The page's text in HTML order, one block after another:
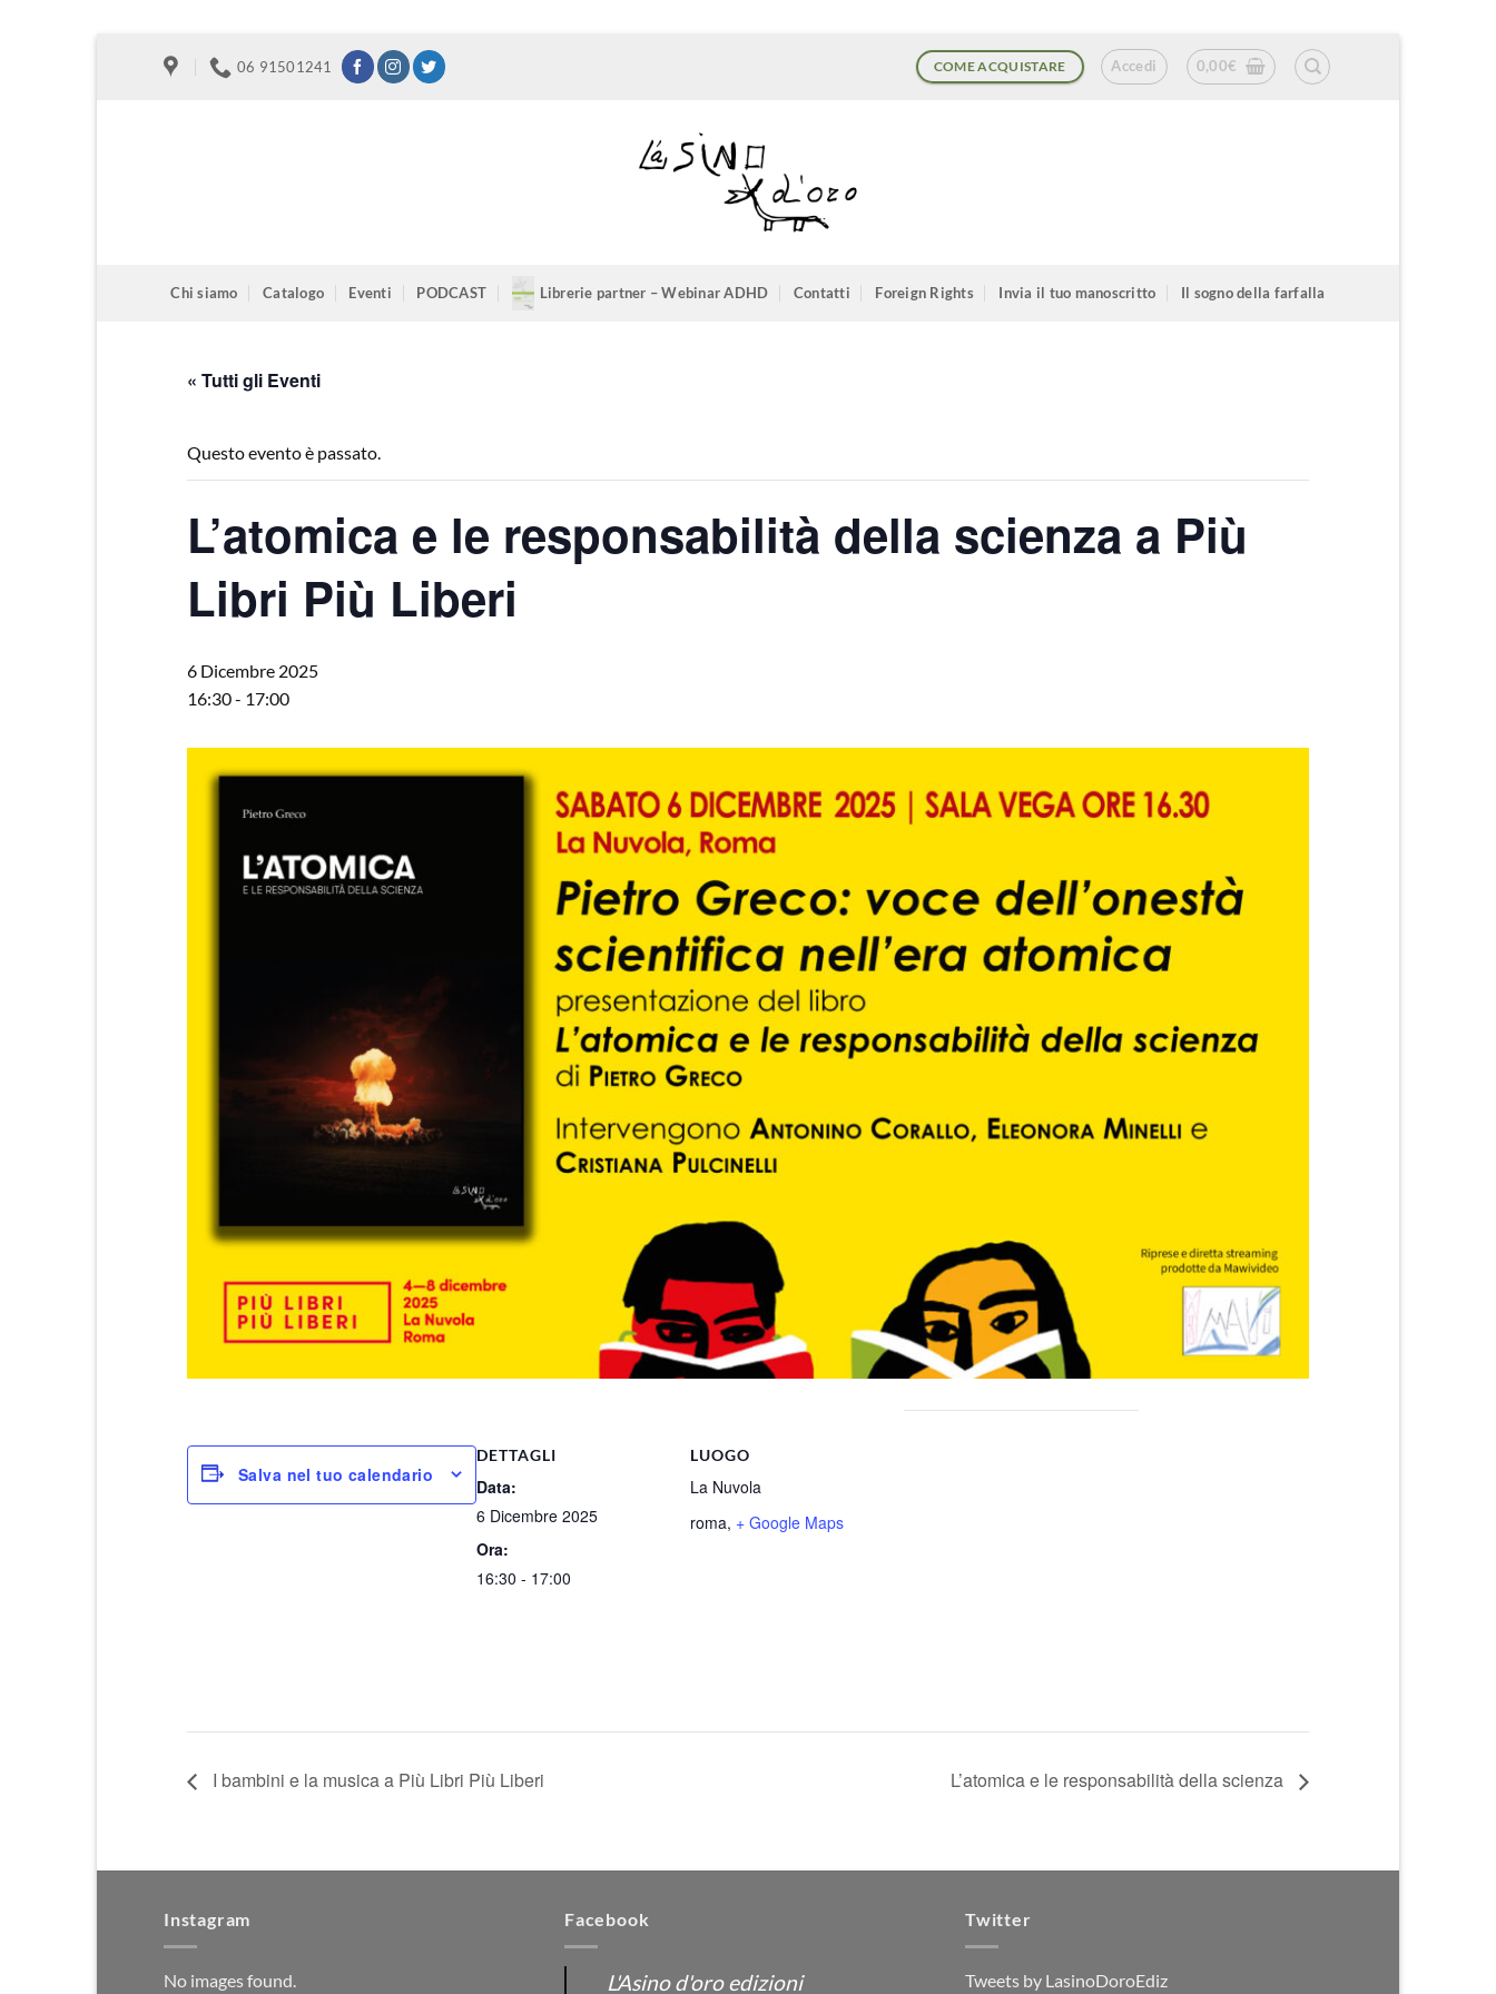
06 91501241 COME ACQUISTARE Accedi 0,00€
Chi siamo Catalogo Eventi PODCAST Librerie partner – Webinar ADHD Contatti Foreign Rights Invia il tuo manoscritto Il sogno della farfalla
« Tutti gli Eventi
Questo evento è passato.
L’atomica e le responsabilità della scienza a Più
Libri Più Liberi
6 Dicembre 2025
16:30- 17:00
Salva nel tuo calendario
DETTAGLI
Data:
6 Dicembre 2025
Ora:
16:30 - 17:00
LUOGO
La Nuvola
roma, + Google Maps
I bambini e la musica a Più Libri Più Liberi L’atomica e le responsabilità della scienza
Instagram
No images found.
Facebook
L'Asino d'oro edizioni
Twitter
Tweets by LasinoDoroEdiz